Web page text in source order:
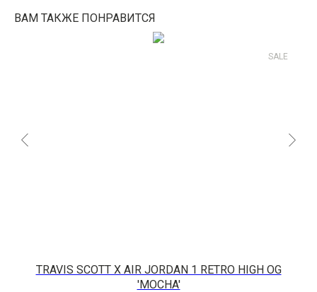
ВАМ ТАКЖЕ ПОНРАВИТСЯ
SALE
TRAVIS SCOTT X AIR JORDAN 1 RETRO HIGH OG
'MOCHA'